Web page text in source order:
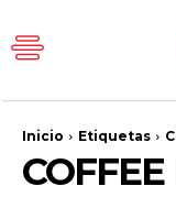
Inicio Etiquetas